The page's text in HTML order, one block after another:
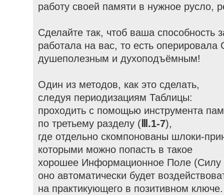
работу своей памяти в нужное русло,
Сделайте так, чтоб ваша способность
работала на вас, то есть оперировала
душеполезным и духоподъёмным!
Один из методов, как это сделать,
следуя периодизациям Таблицы:
проходить с помощью инструмента
по третьему разделу ( Ⅲ.1-7),
где отдельно скомпонованы шлоки-
которыми можно попасть в такое
хорошее Информационное Поле (Силу
оно автоматически будет
на практикующего в позитивном ключе.